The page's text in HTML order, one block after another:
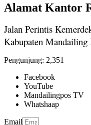
Alamat Kantor
Jalan Perintis
Kabupaten Mandailing
Pengunjung: 2,351
Facebook
YouTube
Mandailingpos TV
Whatshaap
Email